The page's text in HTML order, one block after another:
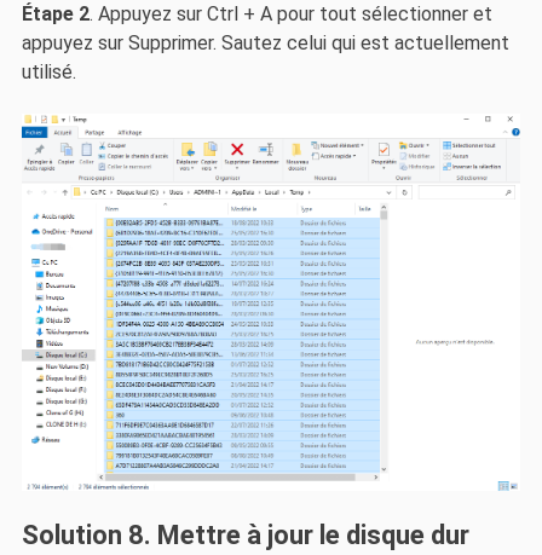
Étape 2. Appuyez sur Ctrl + A pour tout sélectionner et
appuyez sur Supprimer. Sautez celui qui est actuellement
utilisé.
Solution 8. Mettre à jour le disque dur